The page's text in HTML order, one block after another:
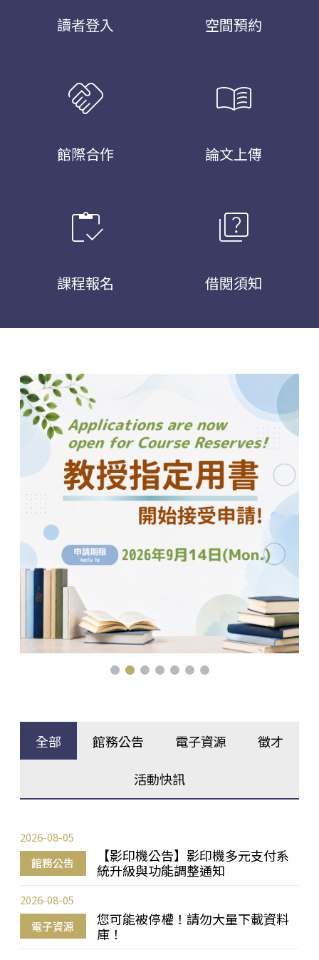
讀者登入 空間預約
handshake
館際合作
menu_book
論文上傳
inventory
課程報名
quiz
借閱須知
全部 館務公告 電子資源 徵才
活動快訊
館務公告
【影印機公告】影印機多元支付系
統升級與功能調整通知
2026-08-05
電子資源
您可能被停權！請勿大量下載資料
庫！
2026-08-05